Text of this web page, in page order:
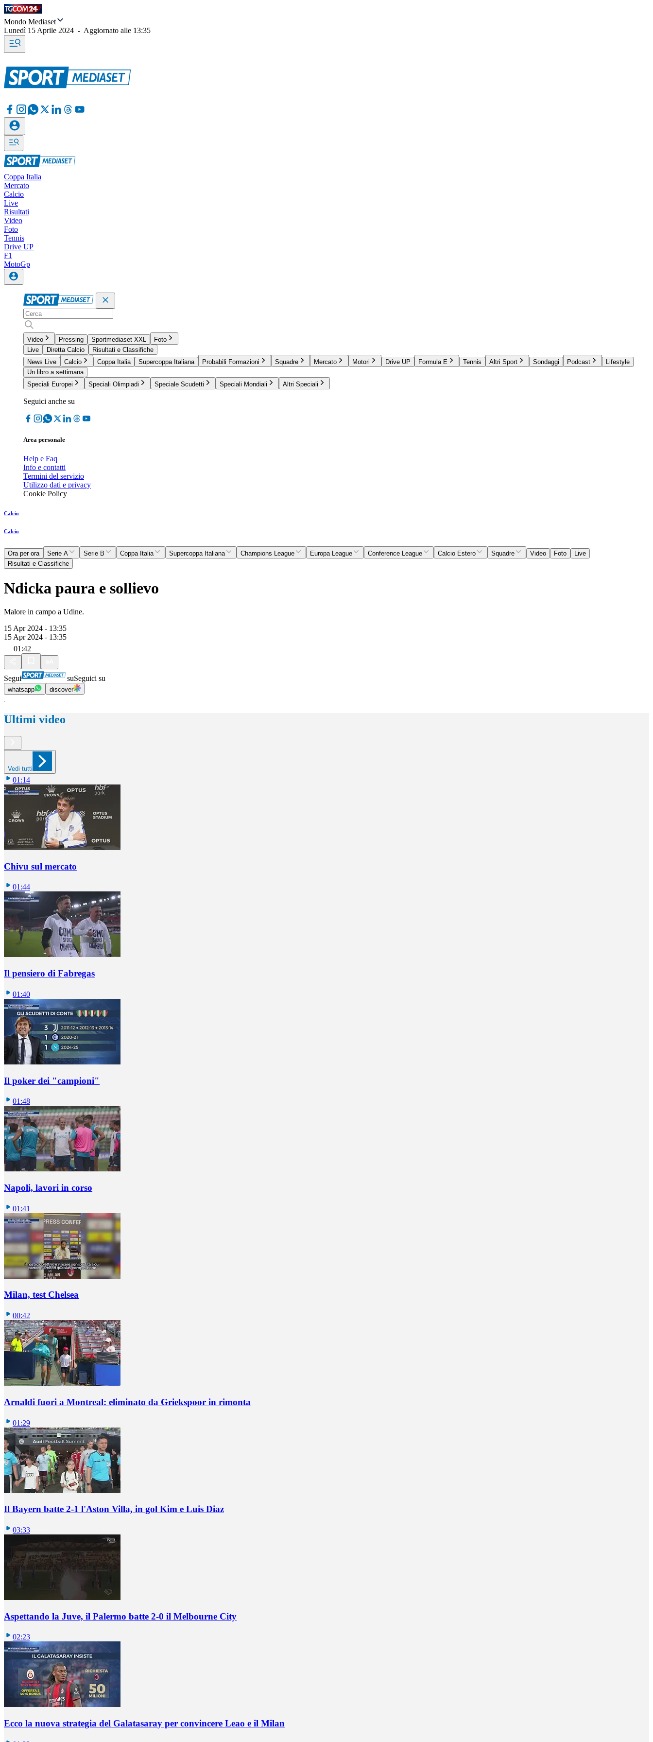
Mondo Mediaset
Lunedì 15 Aprile 2024 - Aggiornato alle 13:35
Coppa Italia
Mercato
Calcio
Live
Risultati
Video
Foto
Tennis
Drive UP
F1
MotoGp
Video Pressing Sportmediaset XXL
Foto
Live
Diretta Calcio
Risultati e Classifiche
News Live
Calcio Coppa Italia Supercoppa Italiana Probabili Formazioni Squadre Mercato Motori Drive UP Formula E Tennis Altri Sport Sondaggi Podcast
Lifestyle
Un libro a settimana
Speciali Europei
Speciali Olimpiadi Speciale Scudetti Speciali Mondiali Altri Speciali
Seguici anche su
Area personale
Help e Faq
Info e contatti
Termini del servizio
Utilizzo dati e privacy
Cookie Policy
Calcio
Calcio
Ora per ora Serie A Serie B Coppa Italia Supercoppa Italiana Champions League Europa League Conference League Calcio Estero Squadre Video Foto
Live
Risultati e Classifiche
Ndicka paura e sollievo
Malore in campo a Udine.
15 Apr 2024 - 13:35
15 Apr 2024 - 13:35
01:42
Segui suSeguici su
whatsapp discover
Ultimi video
Vedi tutti
01:14
Chivu sul mercato
01:44
Il pensiero di Fabregas
01:40
Il poker dei "campioni"
01:48
Napoli, lavori in corso
01:41
Milan, test Chelsea
00:42
Arnaldi fuori a Montreal: eliminato da Griekspoor in rimonta
01:29
Il Bayern batte 2-1 l'Aston Villa, in gol Kim e Luis Diaz
03:33
Aspettando la Juve, il Palermo batte 2-0 il Melbourne City
02:23
Ecco la nuova strategia del Galatasaray per convincere Leao e il Milan